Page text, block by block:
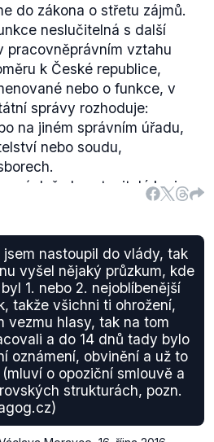
do zákona o střetu zájmů.
neslučitelná s další
pracovněprávním vztahu
k České republice,
nebo o funkce, v
správy rozhoduje:
na jiném správním úřadu,
nebo soudu,
svých řad zastupitelé kraje.
zákona o jednacím řádu
nebo místopředsedou
výboru nebo komise.
limit pro současný výkon
Čunek, bylo v minulosti
2002–2006 se jednalo
a souvisejících zákonů,
nevylučovala, nicméně
sbíhající mandát pouze jako
a tedy bez nároku na finanční
jsem nastoupil do vlády, tak
vyšel nějaký průzkum, kde
1. nebo 2. nejoblíbenější
takže všichni ti ohrožení,
vezmu hlasy, tak na tom
a do 14 dnů tady bylo
oznámení, obvinění a už to
o opoziční smlouvě a
strukturách, pozn.